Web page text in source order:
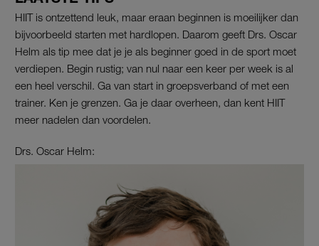
HIIT is ontzettend leuk, maar eraan beginnen is moeilijker dan
bijvoorbeeld starten met hardlopen. Daarom geeft Drs. Oscar
Helm als tip mee dat je je als beginner goed in de sport moet
verdiepen. Begin rustig; van nul naar een keer per week is al
een heel verschil. Ga van start in groepsverband of met een
trainer. Ken je grenzen. Ga je daar overheen, dan kent HIIT
meer nadelen dan voordelen.
Drs. Oscar Helm: